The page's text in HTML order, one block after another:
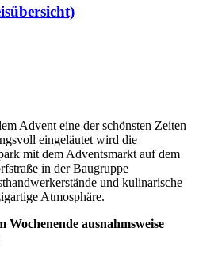
Advent eine der schönsten Zeiten
eingeläutet wird die
mit dem Adventsmarkt auf dem
in der Baugruppe
und kulinarische
Atmosphäre.
ausnahmsweise